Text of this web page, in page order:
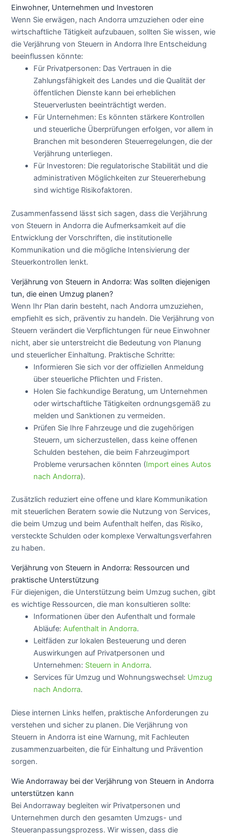
Einwohner, Unternehmen und Investoren
Wenn Sie erwägen, nach Andorra umzuziehen oder eine
wirtschaftliche Tätigkeit aufzubauen, sollten Sie wissen, wie
die Verjährung von Steuern in Andorra Ihre Entscheidung
beeinflussen könnte:
Für Privatpersonen: Das Vertrauen in die
Zahlungsfähigkeit des Landes und die Qualität der
öffentlichen Dienste kann bei erheblichen
Steuerverlusten beeinträchtigt werden.
Für Unternehmen: Es könnten stärkere Kontrollen
und steuerliche Überprüfungen erfolgen, vor allem in
Branchen mit besonderen Steuerregelungen, die der
Verjährung unterliegen.
Für Investoren: Die regulatorische Stabilität und die
administrativen Möglichkeiten zur Steuererhebung
sind wichtige Risikofaktoren.
Zusammenfassend lässt sich sagen, dass die Verjährung
von Steuern in Andorra die Aufmerksamkeit auf die
Entwicklung der Vorschriften, die institutionelle
Kommunikation und die mögliche Intensivierung der
Steuerkontrollen lenkt.
Verjährung von Steuern in Andorra: Was sollten diejenigen
tun, die einen Umzug planen?
Wenn Ihr Plan darin besteht, nach Andorra umzuziehen,
empfiehlt es sich, präventiv zu handeln. Die Verjährung von
Steuern verändert die Verpflichtungen für neue Einwohner
nicht, aber sie unterstreicht die Bedeutung von Planung
und steuerlicher Einhaltung. Praktische Schritte:
Informieren Sie sich vor der offiziellen Anmeldung
über steuerliche Pflichten und Fristen.
Holen Sie fachkundige Beratung, um Unternehmen
oder wirtschaftliche Tätigkeiten ordnungsgemäß zu
melden und Sanktionen zu vermeiden.
Prüfen Sie Ihre Fahrzeuge und die zugehörigen
Steuern, um sicherzustellen, dass keine offenen
Schulden bestehen, die beim Fahrzeugimport
Probleme verursachen könnten (Import eines Autos
nach Andorra).
Zusätzlich reduziert eine offene und klare Kommunikation
mit steuerlichen Beratern sowie die Nutzung von Services,
die beim Umzug und beim Aufenthalt helfen, das Risiko,
versteckte Schulden oder komplexe Verwaltungsverfahren
zu haben.
Verjährung von Steuern in Andorra: Ressourcen und
praktische Unterstützung
Für diejenigen, die Unterstützung beim Umzug suchen, gibt
es wichtige Ressourcen, die man konsultieren sollte:
Informationen über den Aufenthalt und formale
Abläufe:Aufenthalt in Andorra.
Leitfäden zur lokalen Besteuerung und deren
Auswirkungen auf Privatpersonen und
Unternehmen: Steuern in Andorra.
Services für Umzug und Wohnungswechsel: Umzug
nach Andorra.
Diese internen Links helfen, praktische Anforderungen zu
verstehen und sicher zu planen. Die Verjährung von
Steuern in Andorra ist eine Warnung, mit Fachleuten
zusammenzuarbeiten, die für Einhaltung und Prävention
sorgen.
Wie Andorraway bei der Verjährung von Steuern in Andorra
unterstützen kann
Bei Andorraway begleiten wir Privatpersonen und
Unternehmen durch den gesamten Umzugs- und
Steueranpassungsprozess. Wir wissen, dass die